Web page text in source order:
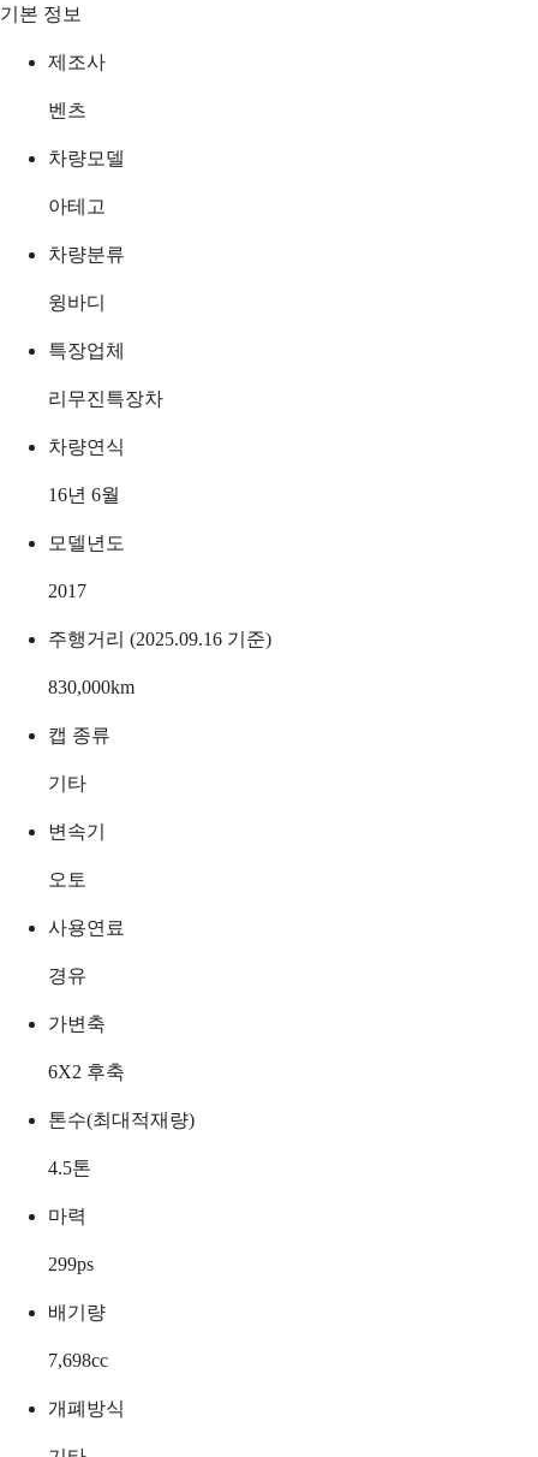
기본 정보
제조사
벤츠
차량모델
아테고
차량분류
윙바디
특장업체
리무진특장차
차량연식
16년 6월
모델년도
2017
주행거리 (2025.09.16 기준)
830,000km
캡 종류
기타
변속기
오토
사용연료
경유
가변축
6X2 후축
톤수(최대적재량)
4.5톤
마력
299ps
배기량
7,698cc
개폐방식